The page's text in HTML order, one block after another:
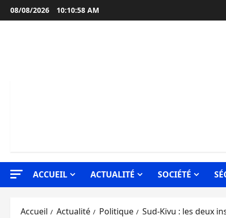
Aller
au
08/08/2026 10:10:59 AM
ACCUEIL ACTUALITÉ SOCIÉTÉ
Accueil Actualité Politique Sud-Kivu : les deux